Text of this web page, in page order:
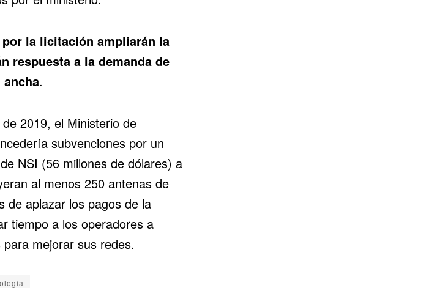
la licitación ampliarán la
respuesta a la demanda de
.
2019, el Ministerio de
subvenciones por un
NSI (56 millones de dólares) a
al menos 250 antenas de
de aplazar los pagos de la
tiempo a los operadores a
mejorar sus redes.